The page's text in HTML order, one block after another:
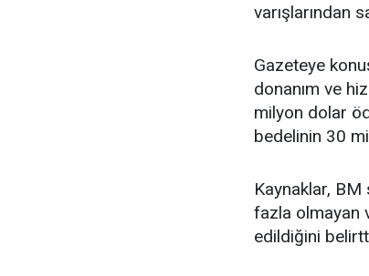
varışlarından
Gazeteye
donanım ve
milyon dolar
bedelinin 30
Kaynaklar,
fazla olmayan
edildiğini